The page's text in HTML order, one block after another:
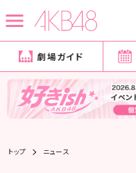
劇場ガイド
トップ ニュース